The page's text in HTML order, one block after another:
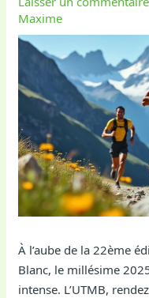
Maxime
À l’aube de la 22ème
Blanc, le millésime
intense. L’UTMB,